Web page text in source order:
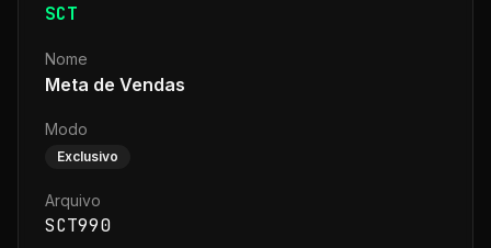
SCT
Nome
Meta de Vendas
Modo
Exclusivo
Arquivo
SCT990